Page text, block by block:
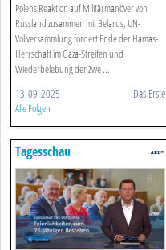
Polens Reaktion auf Militärmanöver von
Russland zusammen mit Belarus, UN-
Vollversammlung fordert Ende der Hamas-
Herrschaft im Gaza-Streifen und
Wiederbelebung der Zwe ...
13-09-2025 Das Erste
Alle Folgen
Tagesschau